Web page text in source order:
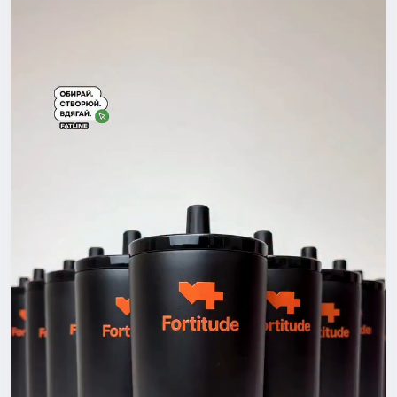
це той, який хочеться носити навіть у вихідний.Це перш
е враження про компанію, спосіб об’єднати команду, под
якувати клієнтам або створити річ, яку хочеться носити
І ми допоможемо вам втілити її в життя:
🔸Понад 500 видів одягу та аксесуарів.
🔸 Виготовлення від 1 штуки до великих тиражів.
🔸 Преміальні матеріали.